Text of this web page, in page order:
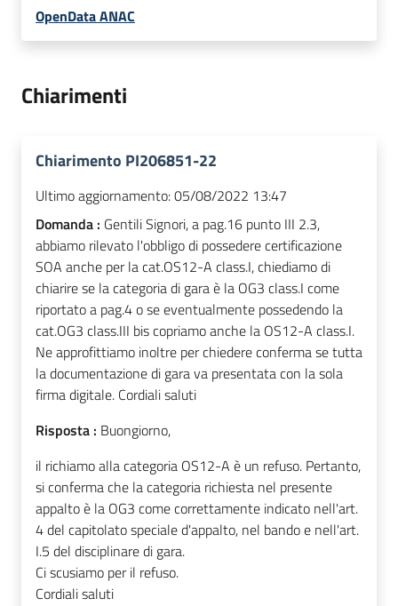
OpenData ANAC
Chiarimenti
Chiarimento PI206851-22
Ultimo aggiornamento:05/08/2022 13:47
Domanda : Gentili Signori, a pag.16 punto III 2.3,
abbiamo rilevato l'obbligo di possedere certificazione
SOA anche per la cat.OS12-A class.I, chiediamo di
chiarire se la categoria di gara è la OG3 class.I come
riportato a pag.4 o se eventualmente possedendo la
cat.OG3 class.III bis copriamo anche la OS12-A class.I.
Ne approfittiamo inoltre per chiedere conferma se tutta
la documentazione di gara va presentata con la sola
firma digitale. Cordiali saluti
Risposta : Buongiorno,
il richiamo alla categoria OS12-A è un refuso. Pertanto,
si conferma che la categoria richiesta nel presente
appalto è la OG3 come correttamente indicato nell'art.
4 del capitolato speciale d'appalto, nel bando e nell'art.
I.5 del disciplinare di gara.
Ci scusiamo per il refuso.
Cordiali saluti